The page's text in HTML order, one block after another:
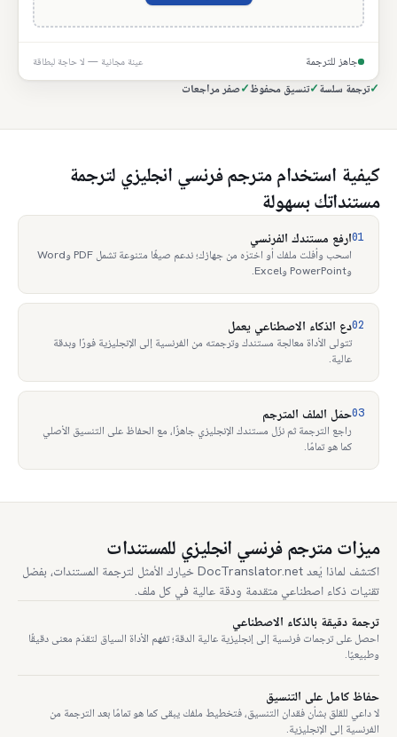
جاهز للترجمة عينة مجانية — لا حاجة لبطاقة
✓ترجمة سلسة✓تنسيق محفوظ✓صفر مراجعات
كيفية استخدام مترجم فرنسي انجليزي لترجمة
مستنداتك بسهولة
01ارفع مستندك الفرنسي
اسحب وأفلت ملفك أو اخترْه من جهازك؛ ندعم صيغًا متنوعة تشمل PDF وWord
وPowerPoint وExcel.
02دع الذكاء الاصطناعي يعمل
تتولى الأداة معالجة مستندك وترجمته من الفرنسية إلى الإنجليزية فورًا وبدقة
عالية.
03حمّل الملف المترجم
راجع الترجمة ثم نزّل مستندك الإنجليزي جاهزًا، مع الحفاظ على التنسيق الأصلي
كما هو تمامًا.
ميزات مترجم فرنسي انجليزي للمستندات
اكتشف لماذا يُعد DocTranslator.net خيارك الأمثل لترجمة المستندات، بفضل
تقنيات ذكاء اصطناعي متقدمة ودقة عالية في كل ملف.
ترجمة دقيقة بالذكاء الاصطناعي
احصل على ترجمات فرنسية إلى إنجليزية عالية الدقة؛ تفهم الأداة السياق لتقدّم معنى دقيقًا
وطبيعيًا.
حفاظ كامل على التنسيق
لا داعي للقلق بشأن فقدان التنسيق، فتخطيط ملفك يبقى كما هو تمامًا بعد الترجمة من
الفرنسية إلى الإنجليزية.